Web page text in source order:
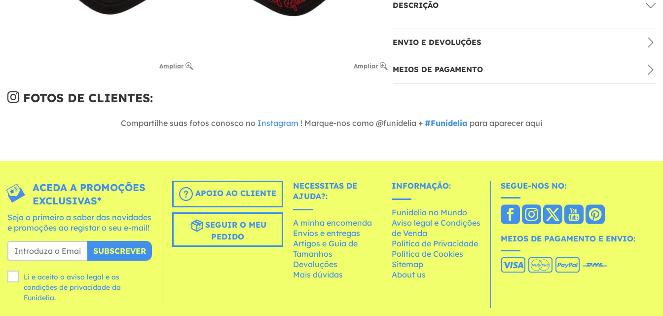
Ampliar Ampliar
DESCRIÇÃO
ENVIO E DEVOLUÇÕES
MEIOS DE PAGAMENTO
FOTOS DE CLIENTES:
Compartilhe suas fotos conosco no Instagram ! Marque-nos como @funidelia + #Funidelia para aparecer aqui
ACEDA A PROMOÇÕES
EXCLUSIVAS*
Seja o primeiro a saber das novidades
e promoções ao registar o seu e-mail!
SUBSCREVER
Li e aceito o aviso legal e as
condições
Funidelia.
APOIO AO CLIENTE
SEGUIR O MEU
PEDIDO
NECESSITAS DE
AJUDA?:
A minha encomenda
Envios e entregas
Artigos e Guia de
Tamanhos
Devoluções
Mais dúvidas
INFORMAÇÃO:
Funidelia no Mundo
Aviso legal e Condições
de Venda
Política de Privacidade
Política de Cookies
Sitemap
About us
SEGUE-NOS NO:
MEIOS DE PAGAMENTO E ENVIO: